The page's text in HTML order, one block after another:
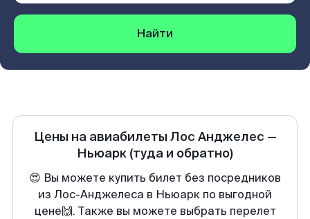
Найти
Цены на авиабилеты Лос Анджелес —
Ньюарк (туда и обратно)
😍 Вы можете купить билет без посредников
из Лос-Анджелеса в Ньюарк по выгодной
цене🙌. Также вы можете выбрать перелет